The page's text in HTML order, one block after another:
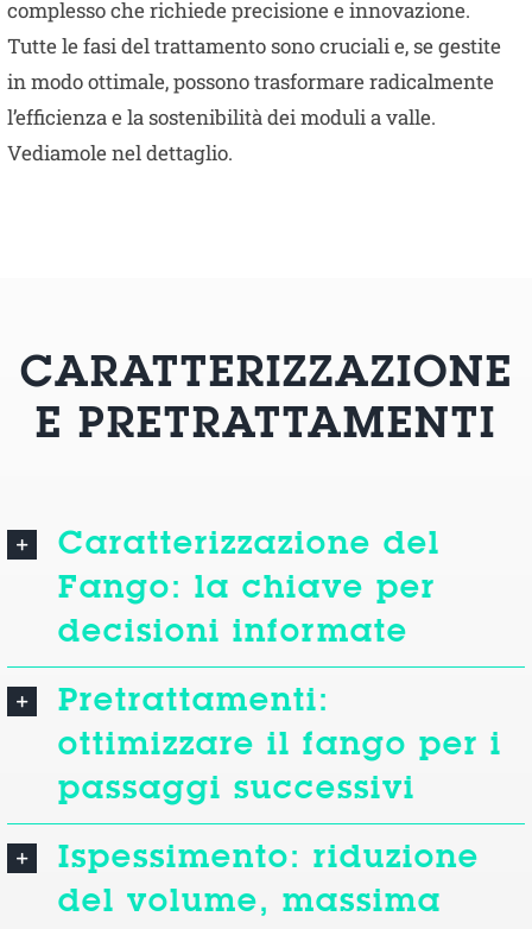
Vai a Diemme Filtration
complesso che richiede precisione e innovazione.
Tutte le fasi del trattamento sono cruciali e, se gestite
in modo ottimale, possono trasformare radicalmente
l’efficienza e la sostenibilità dei moduli a valle.
Vediamole nel dettaglio.
CARATTERIZZAZIONE
E PRETRATTAMENTI
Caratterizzazione del
Fango: la chiave per
decisioni informate
Pretrattamenti:
ottimizzare il fango per i
passaggi successivi
Ispessimento: riduzione
del volume, massima